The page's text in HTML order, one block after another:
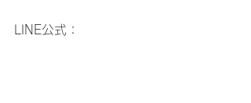
LINE公式：